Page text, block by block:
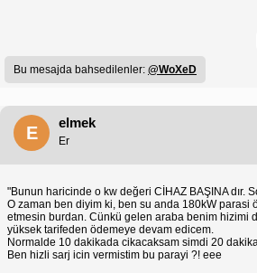
Bu mesajda bahsedilenler: @WoXeD
E
elmek
Er
"Bunun haricinde o kw değeri CİHAZ BAŞINA dır.
O zaman ben diyim ki, ben su anda 180kW parasi
etmesin burdan. Cünkü gelen araba benim hizimi
yüksek tarifeden ödemeye devam edicem.
Normalde 10 dakikada cikacaksam simdi 20
Ben hizli sarj icin vermistim bu parayi ?! eee